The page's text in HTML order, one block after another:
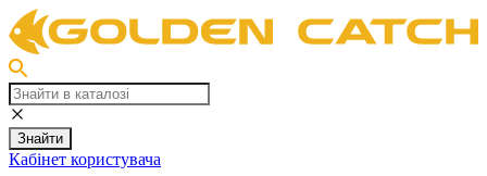
Знайти
Кабінет користувача